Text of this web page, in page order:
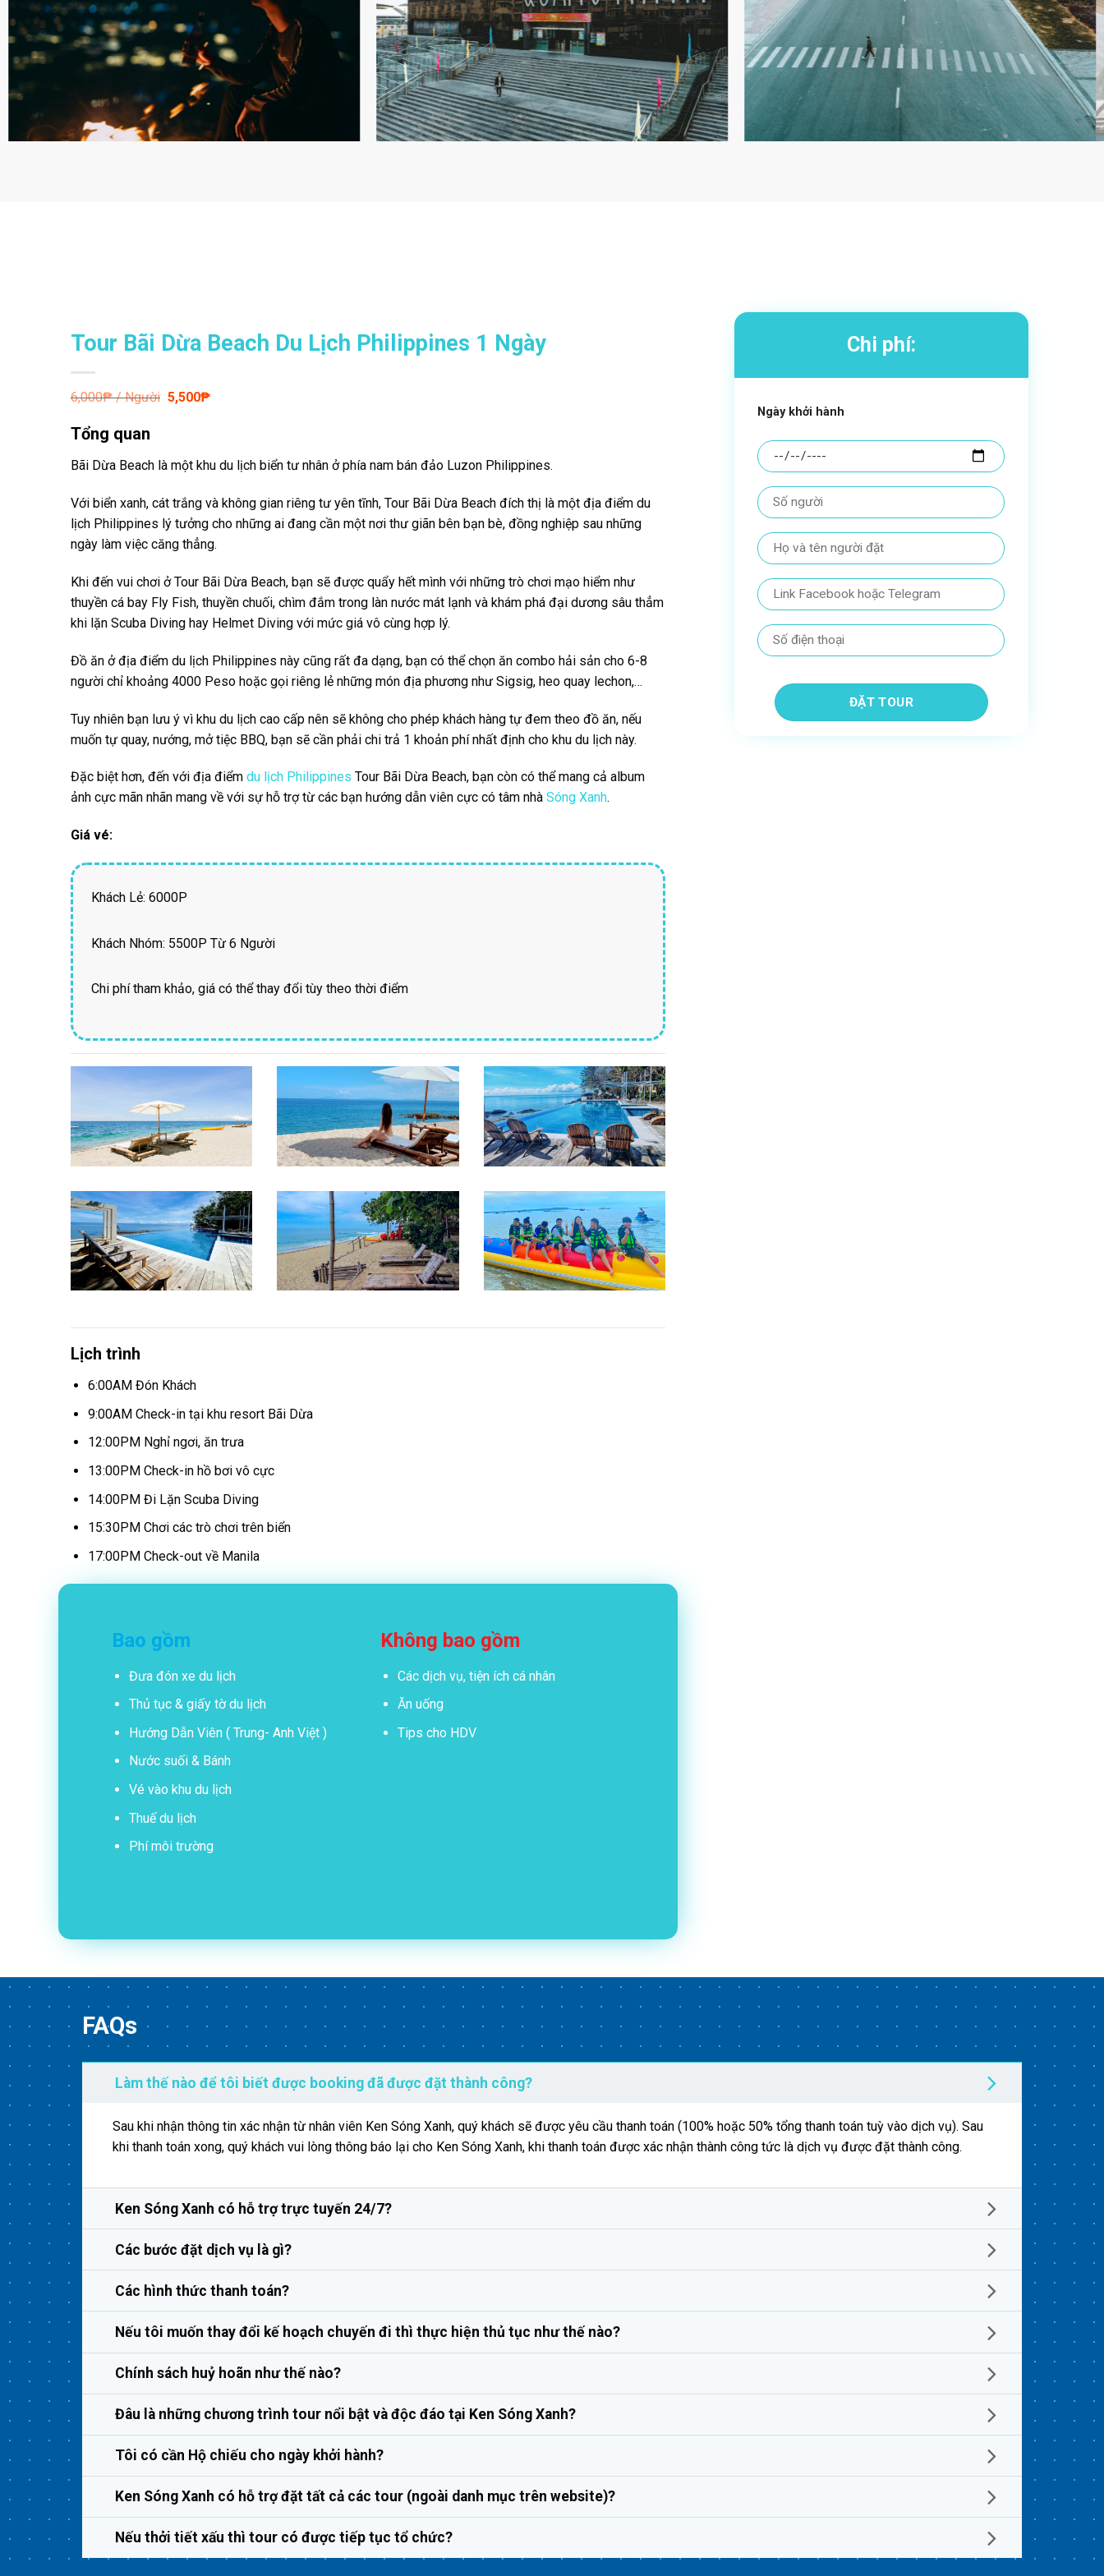
Tour Bãi Dừa Beach Du Lịch Philippines 1 Ngày
6,000₱ / Người Giá
gốc
5,500₱Giá
Tổng quan
Bãi Dừa Beach là một khu du lịch biển tư nhân ở phía nam bán đảo Luzon Philippines.
Với biển xanh, cát trắng và không gian riêng tư yên tĩnh, Tour Bãi Dừa Beach đích thị là một địa điểm du
lịch Philippines lý tưởng cho những ai đang cần một nơi thư giãn bên bạn bè, đồng nghiệp sau những
ngày làm việc căng thẳng.
Khi đến vui chơi ở Tour Bãi Dừa Beach, bạn sẽ được quẩy hết mình với những trò chơi mạo hiểm như
thuyền cá bay Fly Fish, thuyền chuối, chìm đắm trong làn nước mát lạnh và khám phá đại dương sâu thẳm
khi lặn Scuba Diving hay Helmet Diving với mức giá vô cùng hợp lý.
Đồ ăn ởđịa điểm du lịch Philippines này cũng rất đa dạng, bạn có thể chọn ăn combo hải sản cho 6-8
người chỉ khoảng 4000 Peso hoặc gọi riêng lẻ những món địa phương như Sigsig, heo quay lechon,…
Tuy nhiên bạn lưu ý vì khu du lịch cao cấp nên sẽ không cho phép khách hàng tự đem theo đồ ăn, nếu
muốn tự quay, nướng, mở tiệc BBQ, bạn sẽ cần phải chi trả 1 khoản phí nhất định cho khu du lịch này.
Đặc biệt hơn, đến với địa điểm du lịch Philippines Tour Bãi Dừa Beach, bạn còn có thể mang cả album
ảnh cực mãn nhãn mang về với sự hỗ trợ từ các bạn hướng dẫn viên cực có tâm nhà Sóng Xanh.
Giá vé:
Khách Lẻ: 6000P
Khách Nhóm: 5500P Từ 6 Người
Chi phí thamkhảo, giá có thể thay đổi tùy theo thời điểm
Lịch trình
6:00AM Đón Khách
9:00AM Check-in tại khu resort Bãi Dừa
12:00PM Nghỉ ngơi, ăn trưa
13:00PM Check-in hồ bơi vô cực
14:00PM Đi Lặn Scuba Diving
15:30PM Chơi các trò chơi trên biển
17:00PM Check-out về Manila
Bao gồm
Đưa đón xe du lịch
Thủ tục & giấy tờ du lịch
Hướng Dẫn Viên ( Trung- Anh Việt )
Nước suối & Bánh
Vé vào khu du lịch
Thuế du lịch
Phí môi trường
Không bao gồm
Các dịch vụ, tiện ích cá nhân
Ăn uống
Tips cho HDV
Chi phí:
Ngày khởi hành
FAQs
Làm thế nào để tôi biết được booking đã được đặt thành công?
Sau khi nhận thông tin xác nhận từ nhân viên Ken Sóng Xanh, quý khách sẽ được yêu cầu thanh toán (100% hoặc 50% tổng thanh toán tuỳ vào dịch vụ). Sau
khi thanh toán xong, quý khách vui lòng thông báo lại cho Ken Sóng Xanh, khi thanh toán được xác nhận thành công tức là dịch vụ được đặt thành công.
Ken Sóng Xanh có hỗ trợ trực tuyến 24/7?
Các bước đặt dịch vụ là gì?
Các hình thức thanh toán?
Nếu tôi muốn thay đổi kế hoạch chuyến đi thì thực hiện thủ tục như thế nào?
Chính sách huỷ hoãn như thế nào?
Đâu là những chương trình tour nổi bật và độc đáo tại Ken Sóng Xanh?
Tôi có cần Hộ chiếu cho ngày khởi hành?
Ken Sóng Xanh có hỗ trợ đặt tất cả các tour (ngoài danh mục trên website)?
Nếu thởi tiết xấu thì tour có được tiếp tục tổ chức?